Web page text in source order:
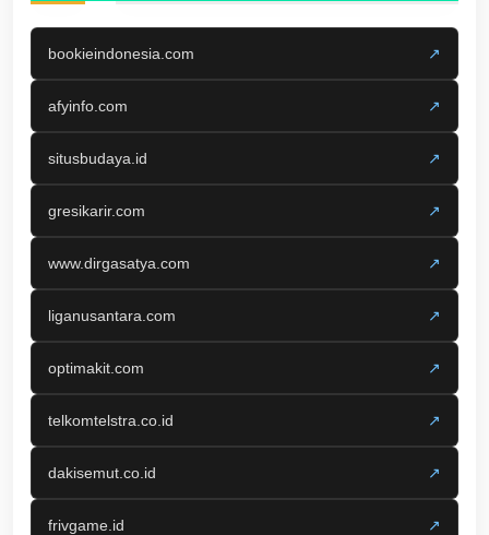
bookieindonesia.com ↗
afyinfo.com ↗
situsbudaya.id ↗
gresikarir.com ↗
www.dirgasatya.com ↗
liganusantara.com ↗
optimakit.com ↗
telkomtelstra.co.id ↗
dakisemut.co.id ↗
frivgame.id ↗